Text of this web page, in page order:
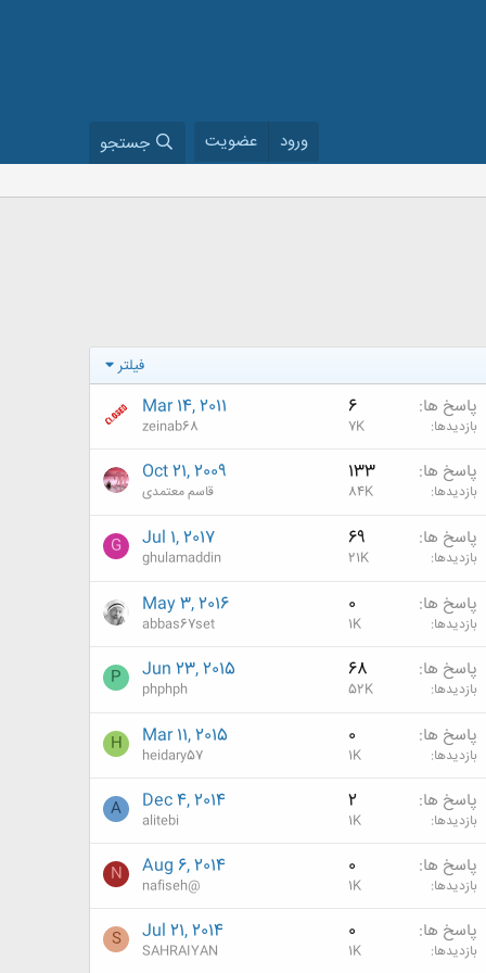
ورود عضویت جستجو
فیلتر
پاسخ ها 6
بازدیدها 7K
Mar 14, 2011
zeinab68
پاسخ ها 133
بازدیدها 84K
Oct 21, 2009
قاسم معتمدی
پاسخ ها 69
بازدیدها 21K
Jul 1, 2017
ghulamaddin
G
پاسخ ها 0
بازدیدها 1K
May 3, 2016
abbas67set
پاسخ ها 68
بازدیدها 52K
Jun 23, 2015
phphph
P
پاسخ ها 0
بازدیدها 1K
Mar 11, 2015
heidary57
H
پاسخ ها 2
بازدیدها 1K
Dec 4, 2014
alitebi
A
پاسخ ها 0
بازدیدها 1K
Aug 6, 2014
nafiseh@
N
پاسخ ها 0
بازدیدها 1K
Jul 21, 2014
SAHRAIYAN
S